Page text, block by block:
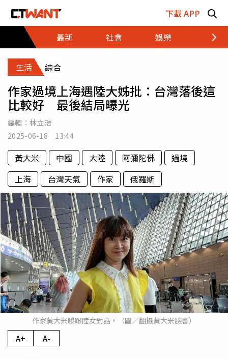
下載 APP
最新
社會 娛樂 財經
生活 綜合
作家過境上海遇陸大姊批：台灣落後這
比較好 最後結局曝光
編輯： 林立浩
2025-06-18 13:44
黃大米 中國 大陸 阿彌陀佛
過境
上海
台灣天氣 作家 俄羅斯
作家黃大米曝跟陸女對話。（圖／翻攝黃大米臉書）
A+ A-